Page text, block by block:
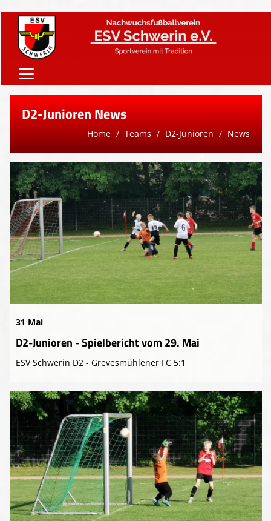
Home
Onlineshop
Vereinsnews
Verein
Teams
Sponsoren
Downloads
Presse-Archiv
Anmeldung
D2-Junioren News
Home Teams D2-Junioren News
31 Mai
D2-Junioren - Spielbericht vom 29. Mai
ESV Schwerin D2 - Grevesmühlener FC 5:1